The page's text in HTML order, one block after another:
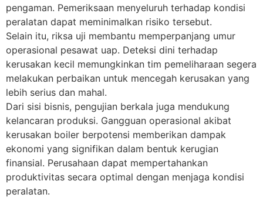
pengaman. Pemeriksaan menyeluruh terhadap kondisi
peralatan dapat meminimalkan risiko tersebut.
Selain itu, riksa uji membantu memperpanjang umur
operasional pesawat uap. Deteksi dini terhadap
kerusakan kecil memungkinkan tim pemeliharaan segera
melakukan perbaikan untuk mencegah kerusakan yang
lebih serius dan mahal.
Dari sisi bisnis, pengujian berkala juga mendukung
kelancaran produksi. Gangguan operasional akibat
kerusakan boiler berpotensi memberikan dampak
ekonomi yang signifikan dalam bentuk kerugian
finansial. Perusahaan dapat mempertahankan
produktivitas secara optimal dengan menjaga kondisi
peralatan.